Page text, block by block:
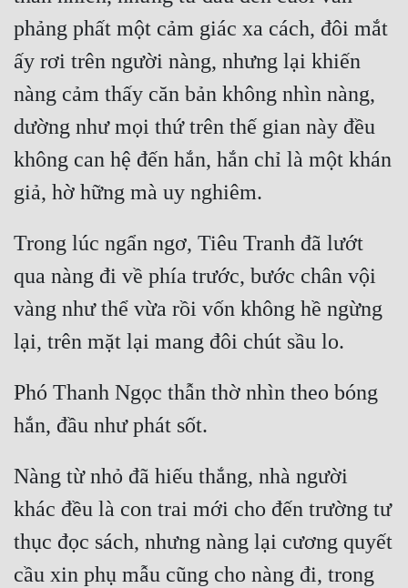
Đẹp
Đẹp Hiệp
Tính Cách Nhân Vật :
Cơ Trí
Sát Phạt Quyết Đoán
phảng phất một cảm giác xa cách, đôi mắt
ấy rơi trên người nàng, nhưng lại khiến
nàng cảm thấy căn bản không nhìn nàng,
dường như mọi thứ trên thế gian này đều
không can hệ đến hắn, hắn chỉ là một khán
Trong lúc ngẩn ngơ, Tiêu Tranh đã lướt
qua nàng đi về phía trước, bước chân vội
vàng như thể vừa rồi vốn không hề ngừng
Phó Thanh Ngọc thẫn thờ nhìn theo bóng
Nàng từ nhỏ đã hiếu thắng, nhà người
khác đều là con trai mới cho đến trường tư
thục đọc sách, nhưng nàng lại cương quyết
cầu xin phụ mẫu cũng cho nàng đi, trong